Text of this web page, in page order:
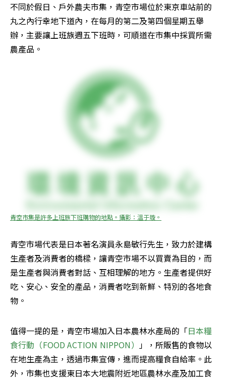
不同於假日、戶外農夫市集，青空市場位於東京車站前的
丸之內行幸地下道內，在每月的第二及第四個星期五舉
辦，主要讓上班族週五下班時，可順道在市集中採買所需
農產品。
青空市集是許多上班族下班購物的地點。攝影：溫于璇。
青空市場代表是日本著名演員永島敏行先生，致力於建構
生產者及消費者的橋樑，讓青空市場不以買賣為目的，而
是生產者與消費者對話、互相理解的地方。生產者提供好
吃、安心、安全的產品，消費者吃到新鮮、特別的各地食
物。
值得一提的是，青空市場加入日本農林水產局的「日本糧
食行動（FOOD ACTION NIPPON） 」，所販售的食物以
在地生產為主，透過市集宣傳，進而提高糧食自給率。此
外，市集也支援東日本大地震附近地區農林水產及加工食